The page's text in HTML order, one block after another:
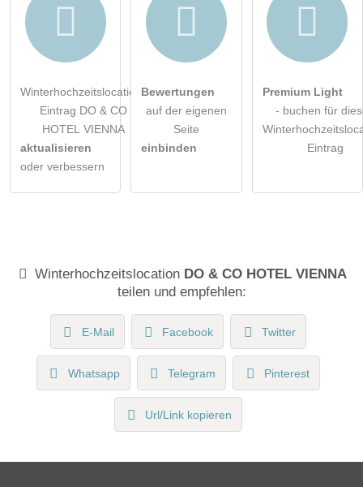
Winterhochzeitslocation-
Eintrag DO & CO
HOTEL VIENNA
aktualisieren
oder verbessern
Bewertungen
auf der eigenen
Seite
einbinden
Premium Light
- buchen für
Eintrag
Winterhochzeitslocation DO & CO HOTEL VIENNA
teilen und empfehlen:
E-Mail Facebook Twitter
Whatsapp Telegram Pinterest
Url/Link kopieren